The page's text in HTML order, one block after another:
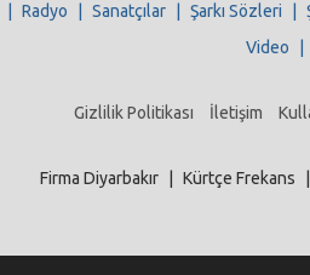
Radyo Sanatçılar Şarkı Sözleri
Video
Gizlilik Politikası İletişim
Firma Diyarbakır Kürtçe Frekans